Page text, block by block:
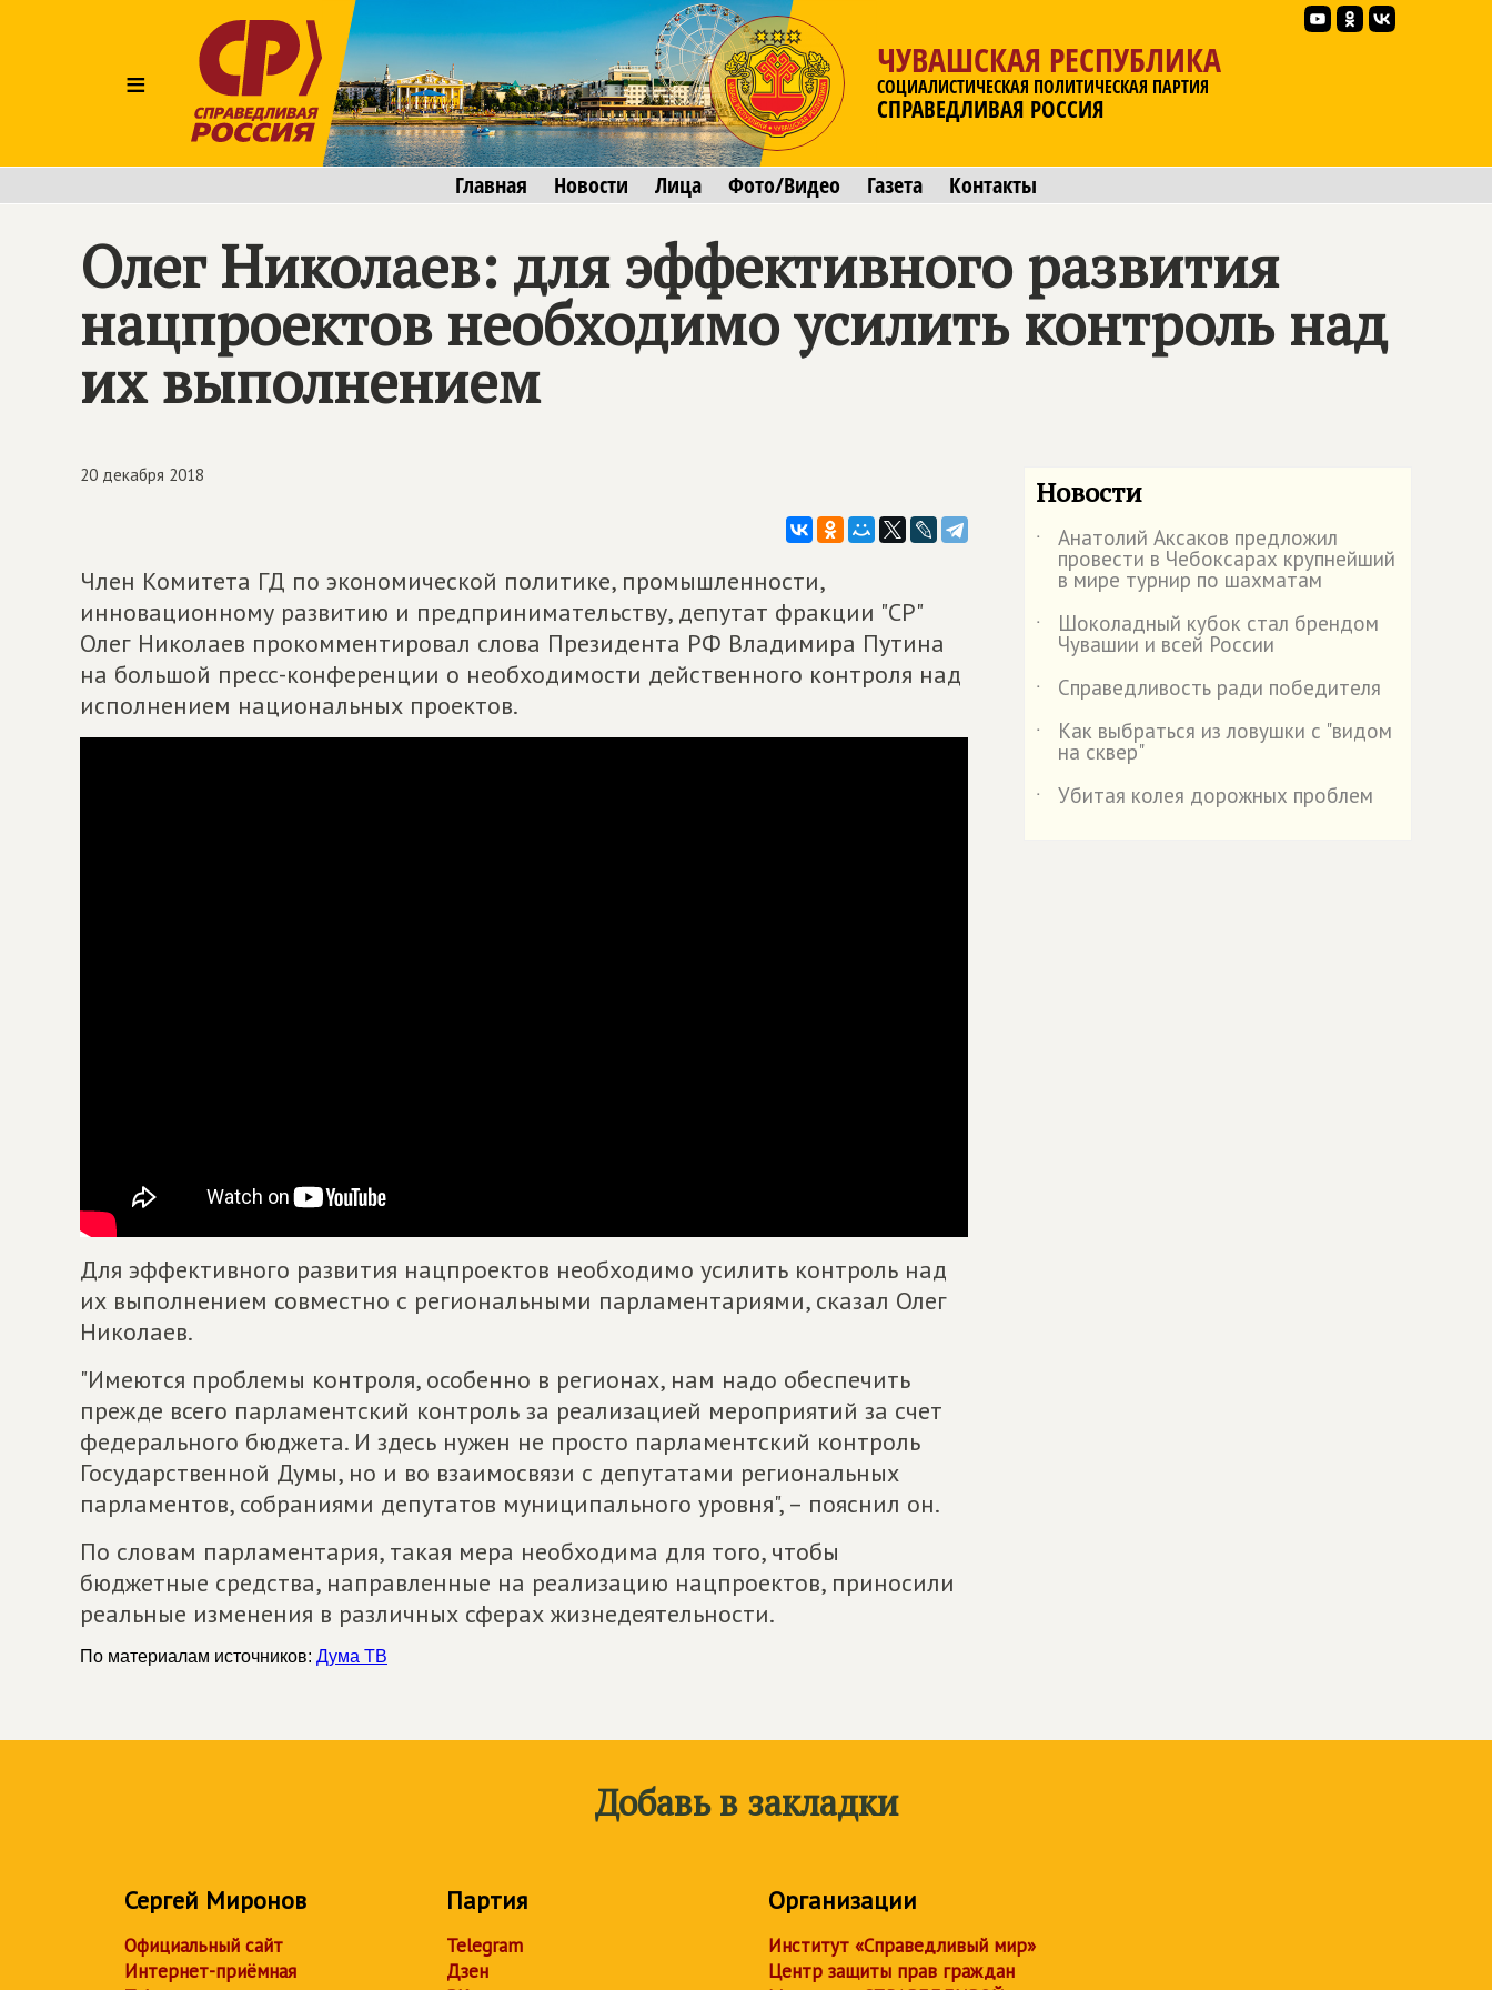
≡
ЧУВАШСКАЯ РЕСПУБЛИКА
СОЦИАЛИСТИЧЕСКАЯ ПОЛИТИЧЕСКАЯ ПАРТИЯ
СПРАВЕДЛИВАЯ РОССИЯ
Главная Новости Лица Фото/Видео Газета Контакты
Олег Николаев: для эффективного развития
нацпроектов необходимо усилить контроль над
их выполнением
20 декабря 2018
Член Комитета ГД по экономической политике, промышленности,
инновационному развитию и предпринимательству, депутат фракции "СР"
Олег Николаев прокомментировал слова Президента РФ Владимира Путина
на большой пресс-конференции о необходимости действенного контроля над
исполнением национальных проектов.
Для эффективного развития нацпроектов необходимо усилить контроль над
их выполнением совместно с региональными парламентариями, сказал Олег
Николаев.
"Имеются проблемы контроля, особенно в регионах, нам надо обеспечить
прежде всего парламентский контроль за реализацией мероприятий за счет
федерального бюджета. И здесь нужен не просто парламентский контроль
Государственной Думы, но и во взаимосвязи с депутатами региональных
парламентов, собраниями депутатов муниципального уровня", – пояснил он.
По словам парламентария, такая мера необходима для того, чтобы
бюджетные средства, направленные на реализацию нацпроектов, приносили
реальные изменения в различных сферах жизнедеятельности.
По материалам источников: Дума ТВ
Новости
˙ Анатолий Аксаков предложил
провести в Чебоксарах крупнейший
в мире турнир по шахматам
˙
Шоколадный кубок стал брендом
Чувашии и всей России
˙
Справедливость ради победителя
˙
Как выбраться из ловушки с "видом
на сквер"
˙
Убитая колея дорожных проблем
Добавь в закладки
Сергей Миронов
Официальный сайт
Интернет-приёмная
Партия
Telegram
Дзен
Организации
Институт «Справедливый мир»
Центр защиты прав граждан